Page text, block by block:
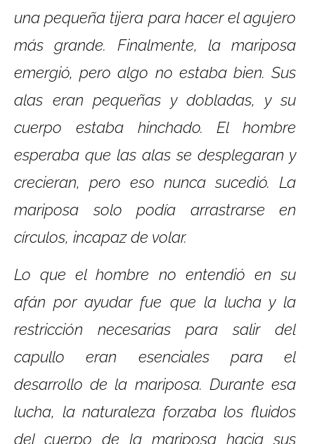
una pequeña tijera para hacer el agujero
más grande. Finalmente, la mariposa
emergió, pero algo no estaba bien. Sus
alas eran pequeñas y dobladas, y su
cuerpo estaba hinchado. El hombre
esperaba que las alas se desplegaran y
crecieran, pero eso nunca sucedió. La
mariposa solo podía arrastrarse en
círculos, incapaz de volar.
Lo que el hombre no entendió en su
afán por ayudar fue que la lucha y la
restricción necesarias para salir del
capullo eran esenciales para el
desarrollo de la mariposa. Durante esa
lucha, la naturaleza forzaba los fluidos
del cuerpo de la mariposa hacia sus